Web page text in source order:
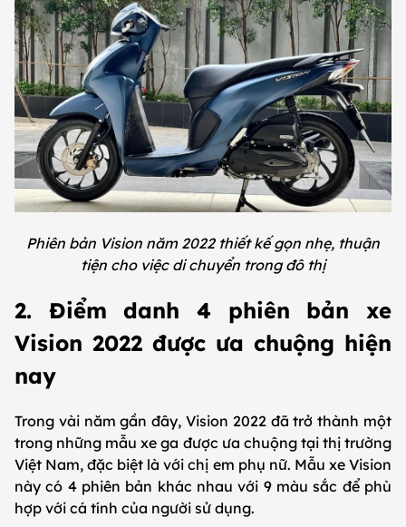
Phiên bản Vision năm 2022 thiết kế gọn nhẹ, thuận
tiện cho việc di chuyển trong đô thị
2. Điểm danh 4 phiên bản xe
Vision 2022 được ưa chuộng hiện
nay
Trong vài năm gần đây, Vision 2022 đã trở thành một
trong những mẫu xe ga được ưa chuộng tại thị trường
Việt Nam, đặc biệt là với chị em phụ nữ. Mẫu xe Vision
này có 4 phiên bản khác nhau với 9 màu sắc để phù
hợp với cá tính của người sử dụng.